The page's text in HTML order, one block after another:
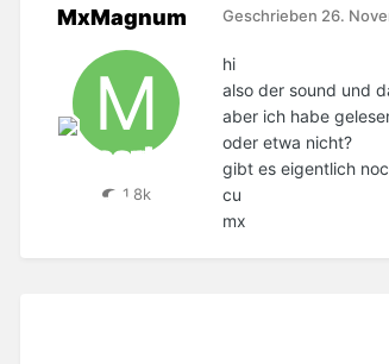
MxMagnum
1,8k
Geschrieben 26.
hi
also der sound und
aber ich habe
oder etwa nicht?
gibt es eigentlich
cu
mx